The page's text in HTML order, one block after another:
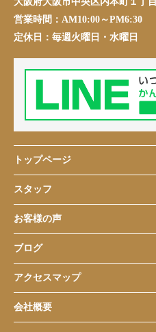
営業時間： AM10:00～PM6:30
定休日： 毎週火曜日・水曜日
トップページ
スタッフ
お客様の声
ブログ
アクセスマップ
会社概要